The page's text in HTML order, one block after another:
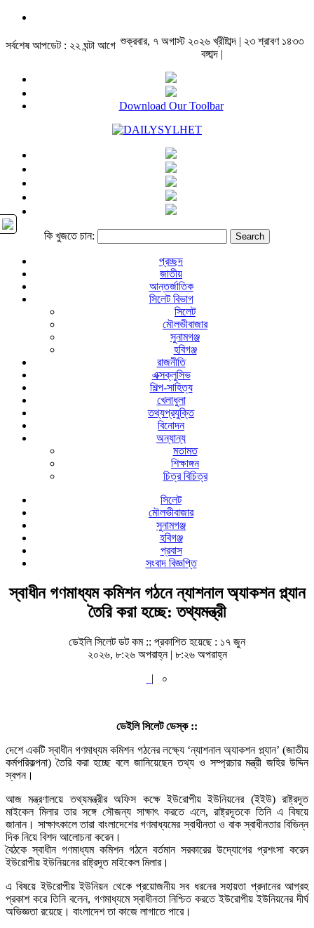
সর্বশেষ আপডেট : ২২ ঘন্টা আগে শুক্রবার, ৭ অগাস্ট ২০২৬ খ্রীষ্টাব্দ | ২৩ শ্রাবণ ১৪৩৩
বঙ্গাব্দ |
Download Our Toolbar
কি খুজতে চান:
প্রচ্ছদ
জাতীয়
আন্তর্জাতিক
সিলেট বিভাগ
সিলেট
মৌলভীবাজার
সুনামগঞ্জ
হবিগঞ্জ
রাজনীতি
এক্সক্লুসিভ
শিল্প-সাহিত্য
খেলাধুলা
তথ্যপ্রযুক্তি
বিনোদন
অন্যান্য
মতামত
শিক্ষাঙ্গন
চিত্র বিচিত্র
সিলেট
মৌলভীবাজার
সুনামগঞ্জ
হবিগঞ্জ
প্রবাস
সংবাদ বিজ্ঞপ্তি
স্বাধীন গণমাধ্যম কমিশন গঠনে ন্যাশনাল অ্যাকশন প্ল্যান
তৈরি করা হচ্ছে: তথ্যমন্ত্রী
ডেইলি সিলেট ডট কম :: প্রকাশিত হয়েছে : ১৭ জুন
২০২৬, ৮:২৬ অপরাহ্ন | ৮:২৬ অপরাহ্ন
|
০
ডেইলি সিলেট ডেস্ক ::
দেশে একটি স্বাধীন গণমাধ্যম কমিশন গঠনের লক্ষ্যে ‘ন্যাশনাল অ্যাকশন প্ল্যান’ (জাতীয়
কর্মপরিকল্পনা) তৈরি করা হচ্ছে বলে জানিয়েছেন তথ্য ও সম্প্রচার মন্ত্রী জহির উদ্দিন
স্বপন।
আজ মন্ত্রণালয়ে তথ্যমন্ত্রীর অফিস কক্ষে ইউরোপীয় ইউনিয়নের (ইইউ) রাষ্ট্রদূত
মাইকেল মিলার তার সঙ্গে সৌজন্য সাক্ষাৎ করতে এলে, রাষ্ট্রদূতকে তিনি এ বিষয়ে
জানান। সাক্ষাৎকালে তারা বাংলাদেশের গণমাধ্যমের স্বাধীনতা ও বাক স্বাধীনতার বিভিন্ন
দিক নিয়ে বিশদ আলোচনা করেন।
বৈঠকে স্বাধীন গণমাধ্যম কমিশন গঠনে বর্তমান সরকারের উদ্যোগের প্রশংসা করেন
ইউরোপীয় ইউনিয়নের রাষ্ট্রদূত মাইকেল মিলার।
এ বিষয়ে ইউরোপীয় ইউনিয়ন থেকে প্রয়োজনীয় সব ধরনের সহায়তা প্রদানের আগ্রহ
প্রকাশ করে তিনি বলেন, গণমাধ্যমে স্বাধীনতা নিশ্চিত করতে ইউরোপীয় ইউনিয়নের দীর্ঘ
অভিজ্ঞতা রয়েছে। বাংলাদেশ তা কাজে লাগাতে পারে।